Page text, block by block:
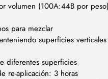
volumen (100A:44B por
para mezclar
superficies verticales
diferentes superficies
re-aplicación: 3 horas